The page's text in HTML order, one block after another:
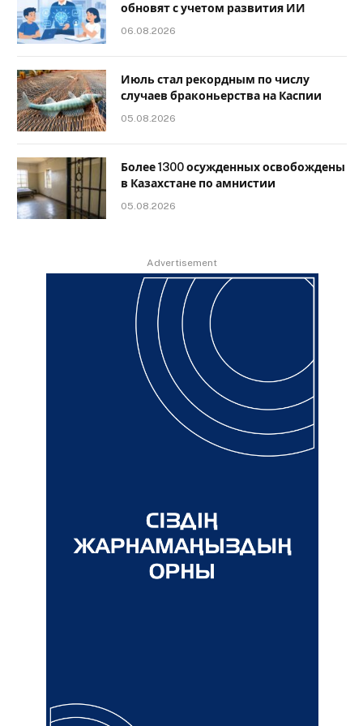
обновят с учетом развития ИИ
06.08.2026
Июль стал рекордным по числу
случаев браконьерства на Каспии
05.08.2026
Более 1300 осужденных освобождены
в Казахстане по амнистии
05.08.2026
Advertisement